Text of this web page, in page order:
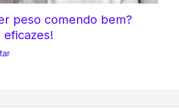
peso comendo bem?
eficazes!